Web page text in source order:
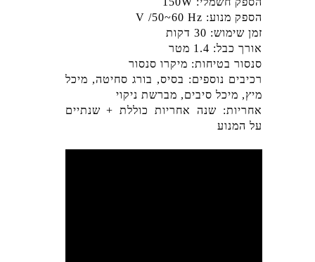
הספק מנוע: V /50~60 Hz
זמן שימוש: 30 דקות
אורך כבל: 1.4 מטר
סנסור בטיחות: מיקרו סנסור
רכיבים נוספים: בסיס, בורג סחיטה, מיכל
מיץ, מיכל סיבים, מברשת ניקוי
אחריות: שנה אחריות כוללת + שנתיים
על המנוע